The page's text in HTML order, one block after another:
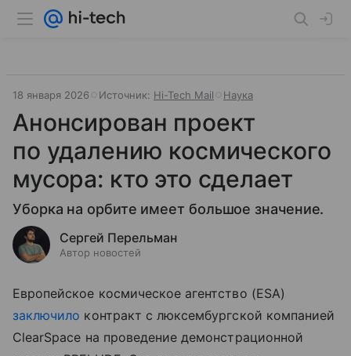
18 января 2026 Источник: Hi-Tech Mail Наука
Анонсирован проект
по удалению космического
мусора: кто это сделает
Уборка на орбите имеет большое значение.
Сергей Перельман
Автор новостей
Европейское космическое агентство (ESA)
заключило контракт с люксембургской компанией
ClearSpace на проведение демонстрационной